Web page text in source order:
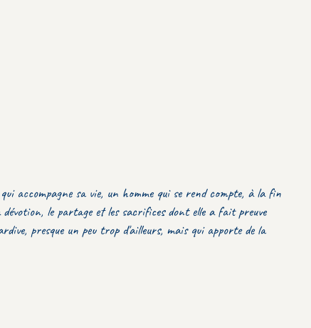
accompagne sa vie, un homme qui se rend compte, à la fin
le partage et les sacrifices dont elle a fait preuve
presque un peu trop d'ailleurs, mais qui apporte de la